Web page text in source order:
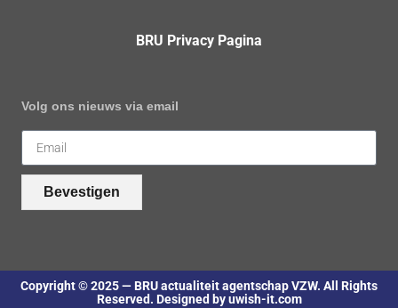
BRU Privacy Pagina
Volg ons nieuws via email
Bevestigen
Copyright © 2025 — BRU actualiteit agentschap VZW. All Rights
Reserved. Designed by uwish-it.com